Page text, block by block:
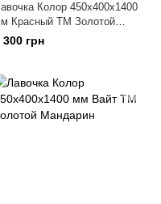
Колор 450х400х1400
Красный ТМ Золотой
300 грн